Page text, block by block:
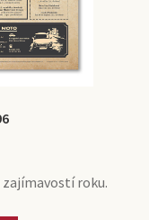
roku.